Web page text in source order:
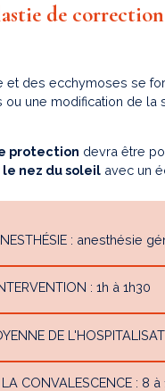
de correction
des ecchymoses se
une modification de la
protection devra être
nez du soleil avec un
: anesthésie
: 1h à 1h30
DE
LA CONVALESCENCE : 8